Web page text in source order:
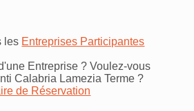
les Entreprises Participantes
Entreprise ? Voulez-vous
Calabria Lamezia Terme ?
de Réservation